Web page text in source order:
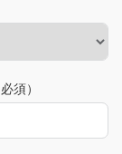
須）